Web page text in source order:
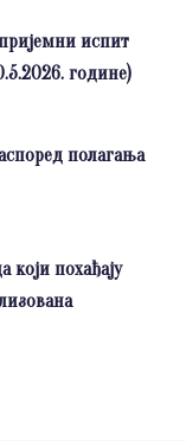
испит
године)
полагања
који похађају